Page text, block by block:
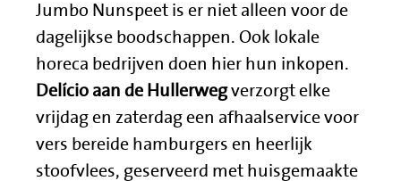
Jumbo Nunspeet is er niet alleen voor de
dagelijkse boodschappen. Ook lokale
horeca bedrijven doen hier hun inkopen.
Delício aan de Hullerwegverzorgt elke
vrijdag en zaterdag een afhaalservice voor
vers bereide hamburgers en heerlijk
stoofvlees, geserveerd met huisgemaakte